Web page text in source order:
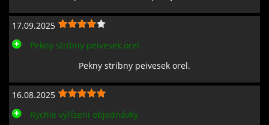
17.09.2025
Pekny stribny peivesek orel.
Pekny stribny peivesek orel.
16.08.2025
Rychle vyřízení objednávky